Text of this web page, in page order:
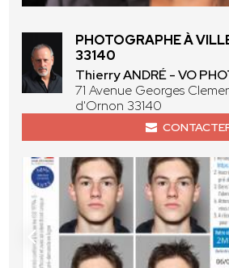
PHOTOGRAPHE À
33140
Thierry ANDRÉ - VO
71 Avenue Georges
d'Ornon 33140